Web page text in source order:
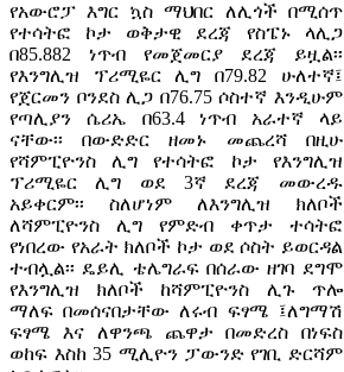
የአውሮፓ እግር ኳስ ማህበር ለሊጎች በሚሰጥ
የተሳትፎ ኮታ ወቅታዊ ደረጃ የስፔኑ ላሊጋ
በ85.882 ነጥብ የመጀመርያ ደረጃ ይዟል፡፡
የእንግሊዝ ፕሪሚዬር ሊግ በ79.82 ሁለተኛ፤
የጀርመን ቦንደስ ሊጋ በ76.75 ሶስተኛ እንዲሁም
የጣሊያን ሴሪኤ በ63.4 ነጥብ አራተኛ ላይ
ናቸው፡፡ በውድድር ዘመኑ መጨረሻ በዚሁ
የሻምፒዮንስ ሊግ የተሳትፎ ኮታ የእንግሊዝ
ፕሪሚዬር ሊግ ወደ 3ኛ ደረጃ መውረዱ
አይቀርም፡፡ ስለሆነም ለእንግሊዝ ክለቦች
ለሻምፒዮንስ ሊግ የምድብ ቀጥታ ተሳትፎ
የነበረው የአራት ክለቦች ኮታ ወደ ሶስት ይወርዳል
ተብሏል፡፡ ዴይሊ ቴሌግራፍ በሰራው ዘገባ ደግሞ
የእንግሊዝ ክለቦች ከሻምፒዮንስ ሊጉ ጥሎ
ማለፍ በመሰናበታቸው ለሩብ ፍፃሜ ፤ለግማሽ
ፍፃሜ እና ለዋንጫ ጨዋታ በመድረስ በነፍስ
ወከፍ እስከ 35 ሚሊዮን ፓውንድ የገቢ ድርሻም